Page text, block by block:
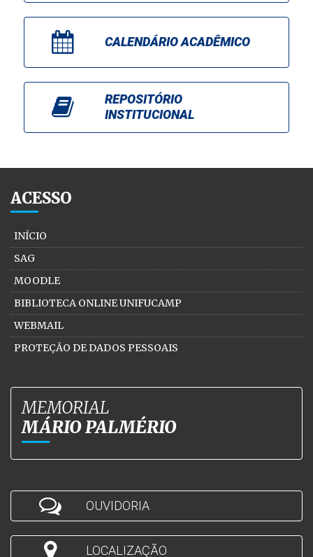
CALENDÁRIO ACADÊMICO
REPOSITÓRIO
INSTITUCIONAL
ACESSO
INÍCIO
SAG
MOODLE
BIBLIOTECA ONLINE UNIFUCAMP
WEBMAIL
PROTEÇÃO DE DADOS PESSOAIS
MEMORIAL
MÁRIO PALMÉRIO
OUVIDORIA
LOCALIZAÇÃO